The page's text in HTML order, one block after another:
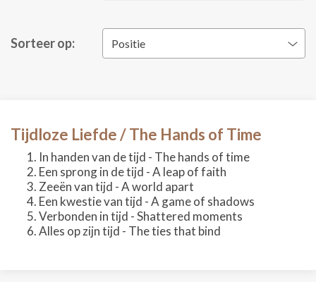
Sorteer op: Positie
Tijdloze Liefde / The Hands of Time
In handen van de tijd - The hands of time
Een sprong in de tijd - A leap of faith
Zeeën van tijd - A world apart
Een kwestie van tijd - A game of shadows
Verbonden in tijd - Shattered moments
Alles op zijn tijd - The ties that bind